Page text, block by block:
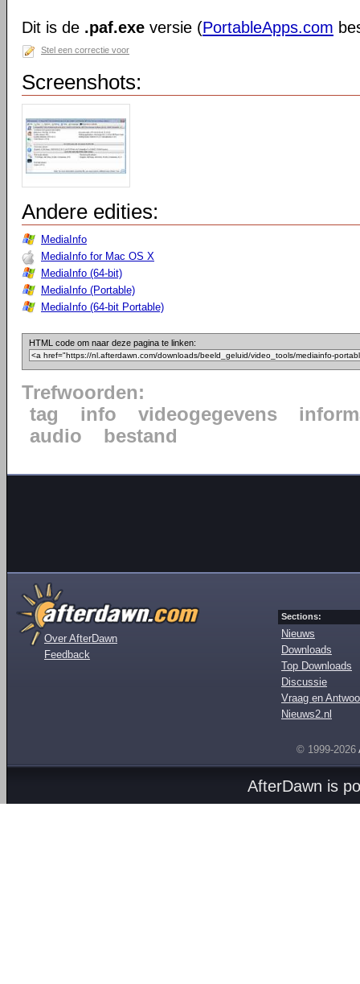
Dit is de .paf.exe versie (PortableApps.com
Stel een correctie voor
Screenshots:
Andere edities:
MediaInfo
MediaInfo for Mac OS X
MediaInfo (64-bit)
MediaInfo (Portable)
MediaInfo (64-bit Portable)
HTML code om naar deze pagina te linken:
Trefwoorden:
tag
info videogegevens
audio
bestand
Over AfterDawn
Feedback
Sections:
Nieuws
Downloads
Top Downloads
Discussie
Vraag en
Nieuws2.nl
© 1999-2026
AfterDawn is